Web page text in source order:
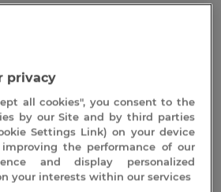
pour les peaux à tendance
d‘Eau thermale de Neyrac-les-
traitement dermatologique des
privacy
all cookies", you consent to the
by our Site and by third parties
Settings Link) on your device
the performance of our
and display personalized
your interests within our services